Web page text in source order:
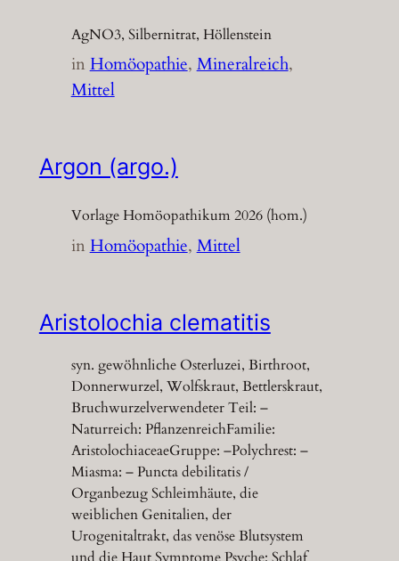
AgNO3, Silbernitrat, Höllenstein
inHomöopathie, Mineralreich
Mittel
Argon (argo.)
Vorlage Homöopathikum 2026 (hom.)
inHomöopathie, Mittel
Aristolochia clematitis
syn. gewöhnliche Osterluzei, Birthroot,
Donnerwurzel, Wolfskraut, Bettlerskraut,
Bruchwurzelverwendeter Teil: –
Naturreich: PflanzenreichFamilie:
AristolochiaceaeGruppe: –Polychrest: –
Miasma: – Puncta debilitatis /
Organbezug Schleimhäute, die
weiblichen Genitalien, der
Urogenitaltrakt, das venöse Blutsystem